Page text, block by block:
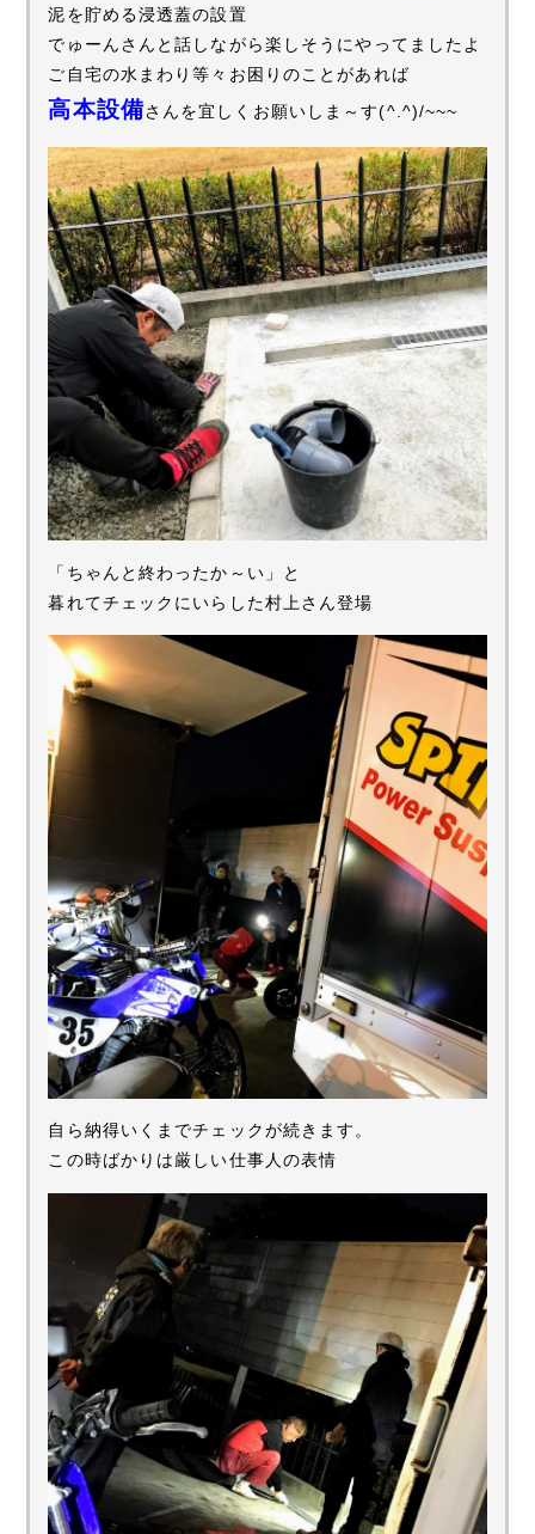
泥を貯める浸透蓋の設置
でゅーんさんと話しながら楽しそうにやってましたよ
ご自宅の水まわり等々お困りのことがあれば
高本設備さんを宜しくお願いしま～す(^.^)/~~~
「ちゃんと終わったか～い」と
暮れてチェックにいらした村上さん登場
自ら納得いくまでチェックが続きます。
この時ばかりは厳しい仕事人の表情